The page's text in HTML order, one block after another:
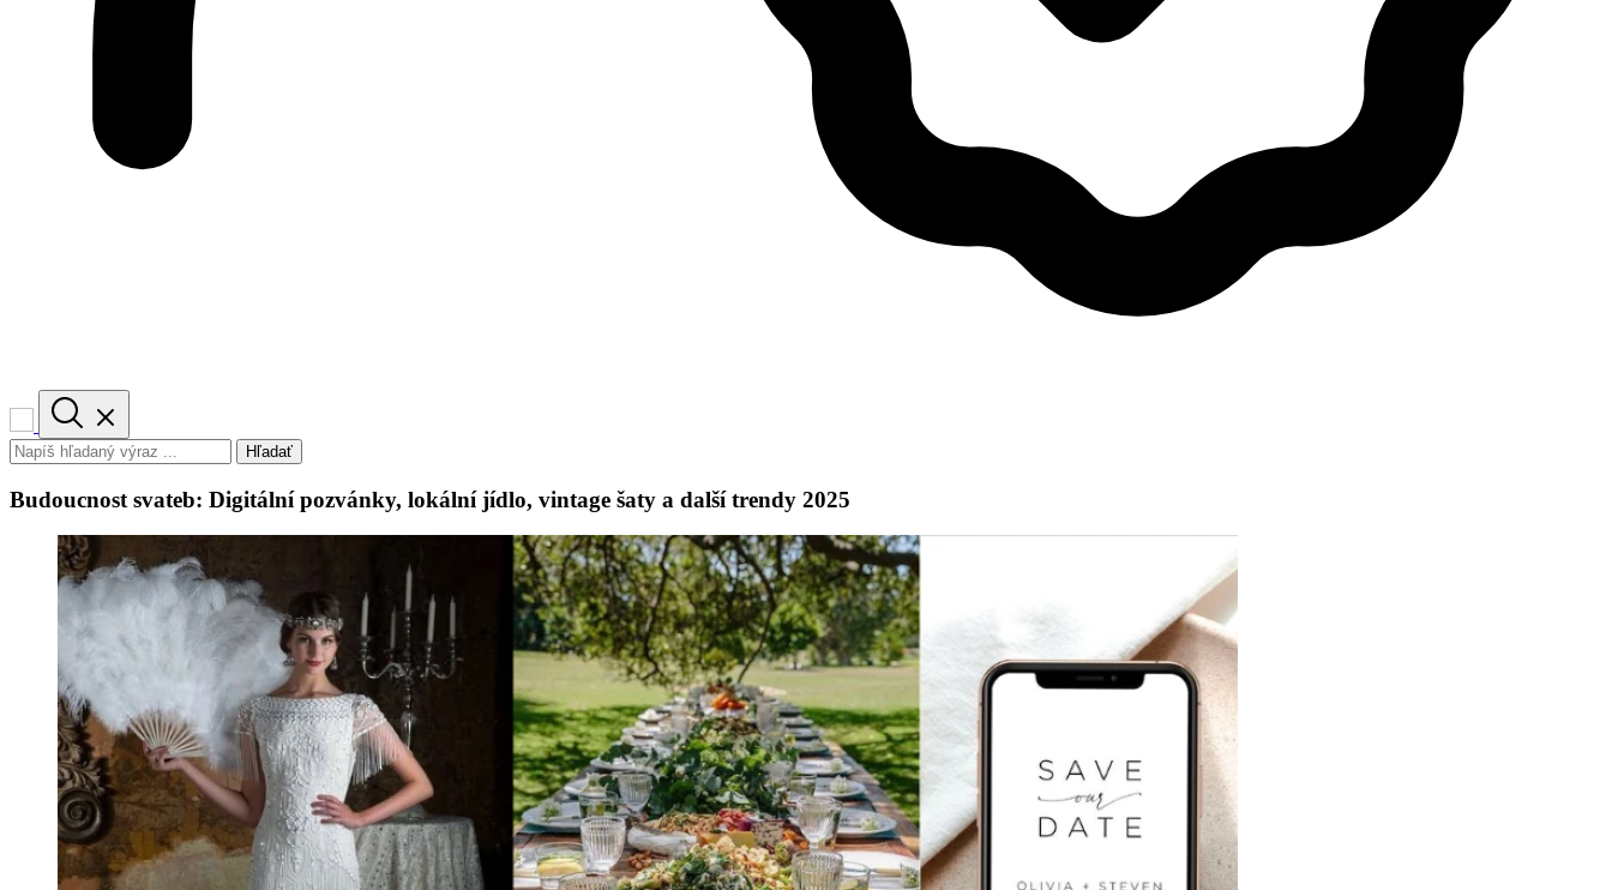
Hľadať
Budoucnost svateb: Digitální pozvánky, lokální jídlo, vintage šaty a další trendy 2025